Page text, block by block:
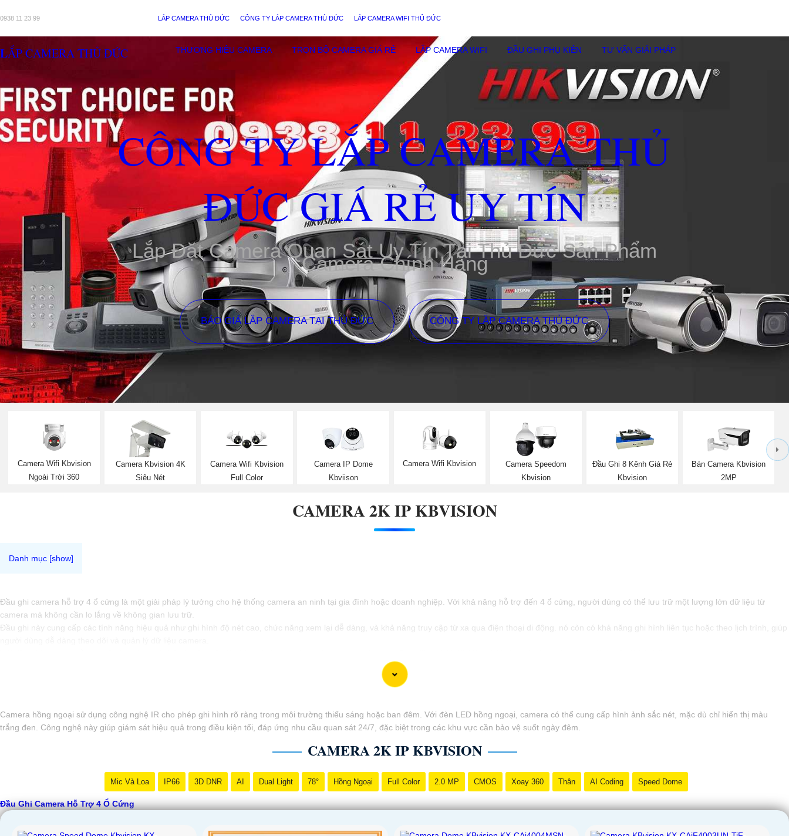
0938 11 23 99 LẮP CAMERA THỦ ĐỨC CÔNG TY LẮP CAMERA THỦ ĐỨC LẮP CAMERA WIFI THỦ ĐỨC
LẮP CAMERA THỦ ĐỨC THƯƠNG HIỆU CAMERA TRỌN BỘ CAMERA GIÁ RẺ LẮP CAMERA WIFI ĐẦU GHI PHỤ KIÊN TƯ VẤN GIẢI PHÁP
CÔNG TY LẮP CAMERA THỦ
ĐỨC GIÁ RẺ UY TÍN
Lắp Đặt Camera Quan Sát Uy Tín Tại Thủ Đức Sản Phẩm
Camera Chính Hãng
BÁO GIÁ LẮP CAMERA TẠI THỦ ĐỨC CÔNG TY LẮP CAMERA THỦ ĐỨC
Camera Wifi Kbvision
Ngoài Trời 360
Camera Kbvision 4K
Siêu Nét
Camera Wifi Kbvision
Full Color
Camera IP Dome
Kbviison
Camera Wifi Kbvision
Camera Speedom
Kbvision
Đầu Ghi 8 Kênh Giá Rẻ
Kbvision
Bán Camera Kbvision
2MP
CAMERA 2K IP KBVISION
Đầu ghi camera hỗ trợ 4 ổ cứng là một giải pháp lý tưởng cho hệ thống camera an ninh tại gia đình hoặc doanh nghiệp. Với khả năng hỗ trợ đến 4 ổ cứng, người dùng có thể lưu trữ một lượng lớn dữ liệu từ
camera mà không cần lo lắng về không gian lưu trữ.
Đầu ghi này cung cấp các tính năng hiệu quả như ghi hình độ nét cao, chức năng xem lại dễ dàng, và khả năng truy cập từ xa qua điện thoại di động. nó còn có khả năng ghi hình liên tục hoặc theo lịch trình, giúp
Camera hồng ngoại sử dụng công nghệ IR cho phép ghi hình rõ ràng trong môi trường thiếu sáng hoặc ban đêm. Với đèn LED hồng ngoại, camera có thể cung cấp hình ảnh sắc nét, mặc dù chỉ hiển thị màu
trắng đen. Công nghệ này giúp giám sát hiệu quả trong điều kiện tối, đáp ứng nhu cầu quan sát 24/7, đặc biệt trong các khu vực cần bảo vệ suốt ngày đêm.
CAMERA 2K IP KBVISION
Mic Và Loa IP66 3D DNR AI Dual Light 78° Hồng Ngoại Full Color 2.0 MP CMOS Xoay 360 Thân AI Coding Speed Dome
Đầu Ghi Camera Hỗ Trợ 4 Ổ Cứng